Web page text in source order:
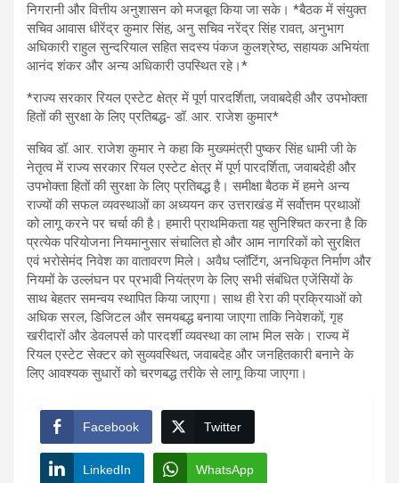
निगरानी और वित्तीय अनुशासन को मजबूत किया जा सके। *बैठक में संयुक्त
सचिव आवास धीरेंद्र कुमार सिंह, अनु सचिव नरेंद्र सिंह रावत, अनुभाग
अधिकारी राहुल सुन्दरियाल सहित सदस्य पंकज कुलश्रेष्ठ, सहायक अभियंता
आनंद शंकर और अन्य अधिकारी उपस्थित रहे।*
*राज्य सरकार रियल एस्टेट क्षेत्र में पूर्ण पारदर्शिता, जवाबदेही और उपभोक्ता
हितों की सुरक्षा के लिए प्रतिबद्ध- डॉ. आर. राजेश कुमार*
सचिव डॉ. आर. राजेश कुमार ने कहा कि मुख्यमंत्री पुष्कर सिंह धामी जी के
नेतृत्व में राज्य सरकार रियल एस्टेट क्षेत्र में पूर्ण पारदर्शिता, जवाबदेही और
उपभोक्ता हितों की सुरक्षा के लिए प्रतिबद्ध है। समीक्षा बैठक में हमने अन्य
राज्यों की सफल व्यवस्थाओं का अध्ययन कर उत्तराखंड में सर्वोत्तम प्रथाओं
को लागू करने पर चर्चा की है। हमारी प्राथमिकता यह सुनिश्चित करना है कि
प्रत्येक परियोजना नियमानुसार संचालित हो और आम नागरिकों को सुरक्षित
एवं भरोसेमंद निवेश का वातावरण मिले। अवैध प्लॉटिंग, अनधिकृत निर्माण और
नियमों के उल्लंघन पर प्रभावी नियंत्रण के लिए सभी संबंधित एजेंसियों के
साथ बेहतर समन्वय स्थापित किया जाएगा। साथ ही रेरा की प्रक्रियाओं को
अधिक सरल, डिजिटल और समयबद्ध बनाया जाएगा ताकि निवेशकों, गृह
खरीदारों और डेवलपर्स को पारदर्शी व्यवस्था का लाभ मिल सके। राज्य में
रियल एस्टेट सेक्टर को सुव्यवस्थित, जवाबदेह और जनहितकारी बनाने के
लिए आवश्यक सुधारों को चरणबद्ध तरीके से लागू किया जाएगा।
Facebook Twitter
LinkedIn WhatsApp